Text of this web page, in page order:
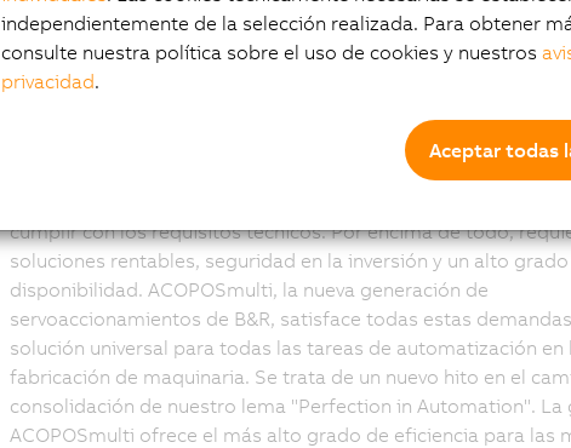
cumplir con los requisitos técnicos. Por encima de todo,
soluciones rentables, seguridad en la inversión y un alto
disponibilidad. ACOPOSmulti, la nueva generación de
servoaccionamientos de B&R, satisface todas estas
solución universal para todas las tareas de automatización en
fabricación de maquinaria. Se trata de un nuevo hito en el
consolidación de nuestro lema "Perfection in Automation". La
ACOPOSmulti ofrece el más alto grado de eficiencia para las
independientemente de la selección realizada. Para obtener
consulte nuestra política sobre el uso de cookies y nuestros
privacidad.
Aceptar todas